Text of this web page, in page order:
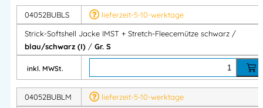
Ergonomischer & moderner Look
Sportliches Design
Kontrastfarbene Reißverschlüsse für einen modernen
Akzent
Optionalmit oder ohne Brusttascheerhältlich
04052BUBLS
lieferzeit-5-10-werktage
Strick-Softshell Jacke IMST + Stretch-Fleecemütze schwarz /
blau/schwarz (I)/ Gr. S
inkl. MWSt.
04052BUBLM
lieferzeit-5-10-werktage